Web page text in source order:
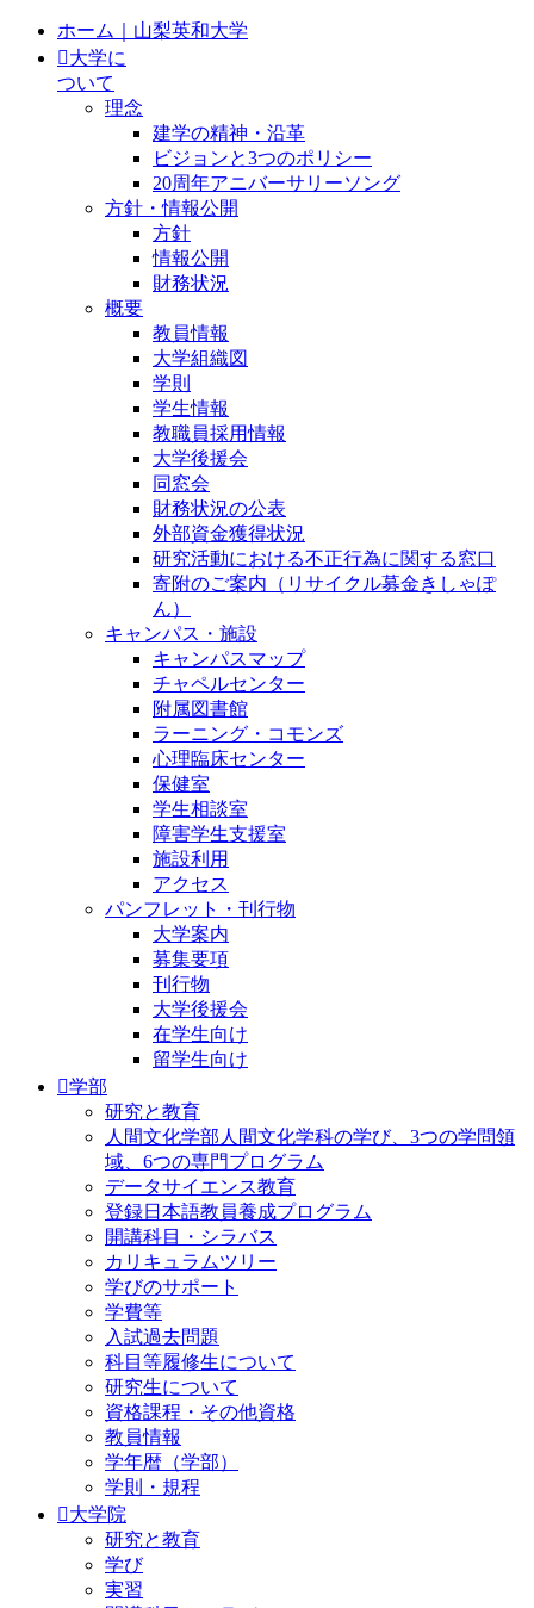
ホーム｜山梨英和大学
大学に
ついて
理念
建学の精神・沿革
ビジョンと3つのポリシー
20周年アニバーサリーソング
方針・情報公開
方針
情報公開
財務状況
概要
教員情報
大学組織図
学則
学生情報
教職員採用情報
大学後援会
同窓会
財務状況の公表
外部資金獲得状況
研究活動における不正行為に関する窓口
寄附のご案内（リサイクル募金きしゃぽ
ん）
キャンパス・施設
キャンパスマップ
チャペルセンター
附属図書館
ラーニング・コモンズ
心理臨床センター
保健室
学生相談室
障害学生支援室
施設利用
アクセス
パンフレット・刊行物
大学案内
募集要項
刊行物
大学後援会
在学生向け
留学生向け
学部
研究と教育
人間文化学部人間文化学科の学び、3つの学問領
域、6つの専門プログラム
データサイエンス教育
登録日本語教員養成プログラム
開講科目・シラバス
カリキュラムツリー
学びのサポート
学費等
入試過去問題
科目等履修生について
研究生について
資格課程・その他資格
教員情報
学年暦（学部）
学則・規程
大学院
研究と教育
学び
実習